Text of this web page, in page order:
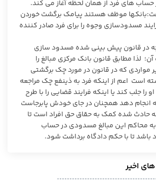
های فرد از همان لحظه آغاز می کند.
موظف هستند پیامک برگشت خوردن
مسدودسازی وجوه را برای فرد صادر کننده
در قانون پیش بینی شده مسدود سازی
لذا مطابق قانون بانک مرکزی مبالغ را
که در قانون در مورد چک برگشتی
است اعم از اینکه فرد به ذینفع چک مراجعه
را جلب کند یا اینکه فرایند قضایی را با طرح
انجام دهد همچنان در جای خودش پابرجاست
حادث شده کمک به حقاق حق افراد است تا
به محاکم این مبالغ مسدودی در حساب
تا با حکم دادگاه برداشت شود.
اخیر